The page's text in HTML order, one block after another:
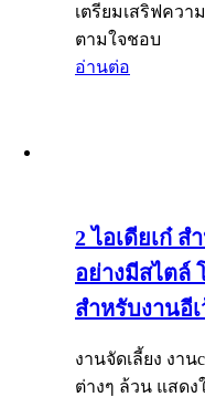
เตรียมเสริฟคว
ตามใจชอบ
อ่านต่อ
2 ไอเดียเก๋ ส
อย่างมีสไตล์
สำหรับงานอี
งานจัดเลี้ยง งาน
ต่างๆ ล้วน แสดง